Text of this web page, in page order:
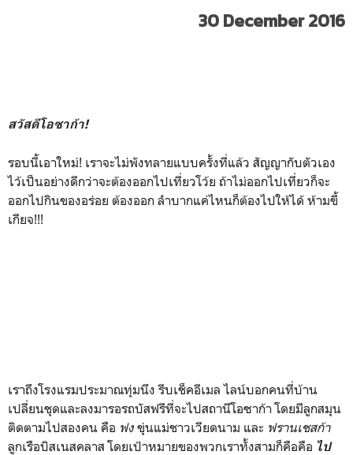
30 December 2016
สวัสดีโอซาก้า!
รอบนี้เอาใหม่! เราจะไม่พังทลายแบบครั้งที่แล้ว สัญญากับตัวเอง
ไว้เป็นอย่างดีกว่าจะต้องออกไปเที่ยวโว้ย ถ้าไม่ออกไปเที่ยวก็จะ
ออกไปกินของอร่อย ต้องออก ลำบากแค่ไหนก็ต้องไปให้ได้ ห้ามขี้
เกียจ!!!
เราถึงโรงแรมประมาณทุ่มนึง รีบเช็คอีเมล ไลน์บอกคนที่บ้าน
เปลี่ยนชุดและลงมารอรถบัสฟรีที่จะไปสถานีโอซาก้า โดยมีลูกสมุน
ติดตามไปสองคน คือ ฟง ขุ่นแม่ชาวเวียดนาม และ ฟรานเชสก้า
ลูกเรือบิสเนสคลาส โดยเป้าหมายของพวกเราทั้งสามก็คือคือ ไป